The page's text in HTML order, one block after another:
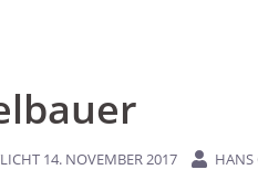
14. NOVEMBER 2017 HANS